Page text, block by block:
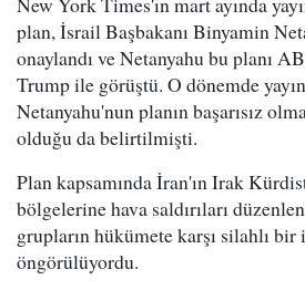
plan, İsrail Başbakanı Binyamin
onaylandı ve Netanyahu bu planı
Trump ile görüştü. O dönemde
Netanyahu'nun planın başarısız
olduğu da belirtilmişti.
Plan kapsamında İran'ın Irak
bölgelerine hava saldırıları
grupların hükümete karşı silahlı
öngörülüyordu.